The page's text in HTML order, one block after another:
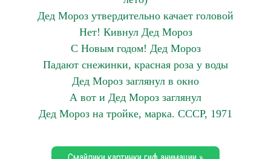
Дед Мороз утвердительно качает головой
Нет! Кивнул Дед Мороз
С Новым годом! Дед Мороз
Падают снежинки, красная роза у воды
Дед Мороз заглянул в окно
А вот и Дед Мороз заглянул
Дед Мороз на тройке, марка. СССР, 1971